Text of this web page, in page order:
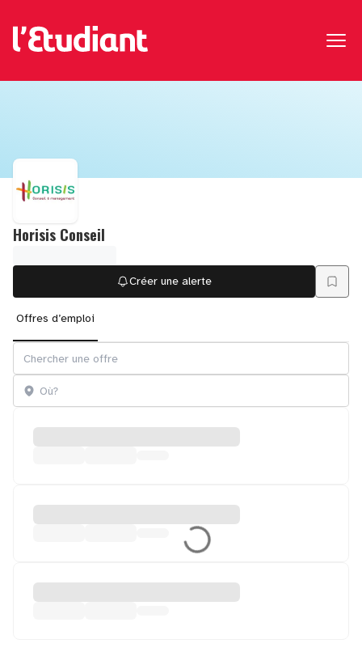
Horisis Conseil
Créer une alerte
Offres d’emploi